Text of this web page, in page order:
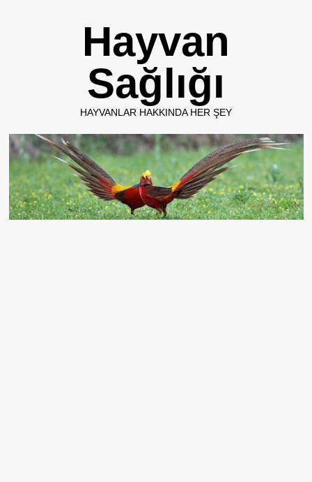
Hayvan
Sağlığı
HAYVANLAR HAKKINDA HER ŞEY